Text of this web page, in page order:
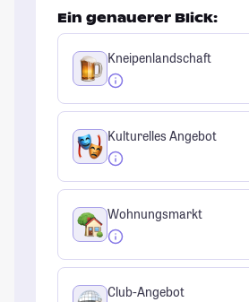
Ein genauerer Blick:
Kneipenlandschaft
Kulturelles Angebot
Wohnungsmarkt
Club-Angebot